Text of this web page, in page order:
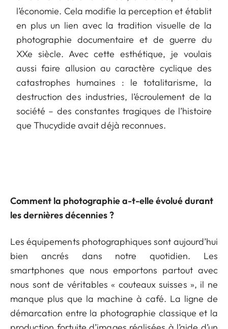
l’économie. Cela modifie la perception et établit
en plus un lien avec la tradition visuelle de la
photographie documentaire et de guerre du
XXe siècle. Avec cette esthétique, je voulais
aussi faire allusion au caractère cyclique des
catastrophes humaines : le totalitarisme, la
destruction des industries, l’écroulement de la
société – des constantes tragiques de l’histoire
que Thucydide avait déjà reconnues.
Comment la photographie a-t-elle évolué durant
les dernières décennies ?
Les équipements photographiques sont aujourd’hui
bien ancrés dans notre quotidien. Les
smartphones que nous emportons partout avec
nous sont de véritables « couteaux suisses », il ne
manque plus que la machine à café. La ligne de
démarcation entre la photographie classique et la